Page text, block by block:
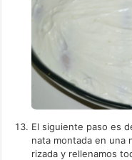
El siguiente paso es
nata montada en una
rizada y rellenamos